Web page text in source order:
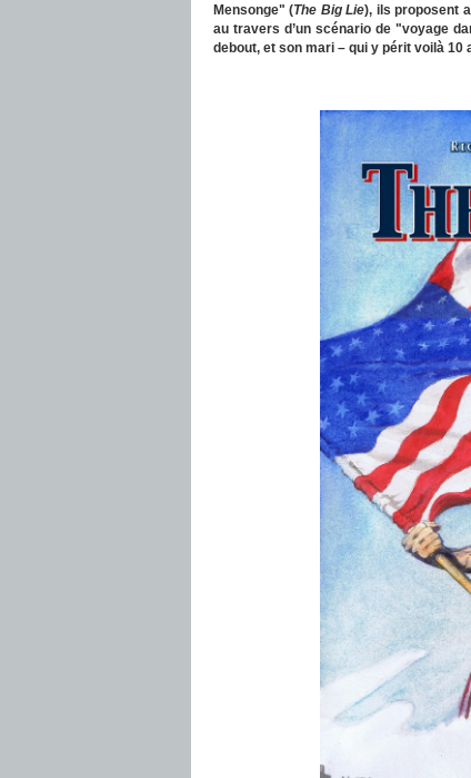
Mensonge" (The Big Lie), ils proposent
au travers d’un scénario de "voyage
debout, et son mari – qui y périt voilà